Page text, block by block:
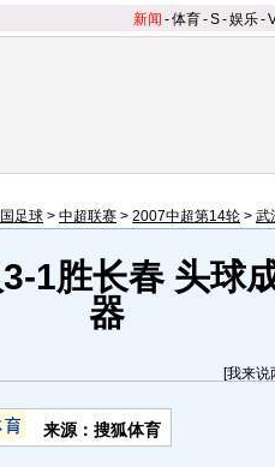
新闻 -体育-S-娱乐-
足球 > 中超联赛 > 2007中超第14轮 > 武
1胜长春 头球
器
[我来说
来源：搜狐体育